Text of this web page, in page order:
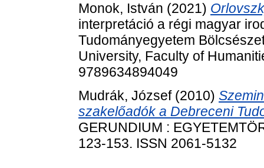
Monok, István (2021)
interpretáció a régi magyar
Tudományegyetem
University, Faculty of
9789634894049
Mudrák, József(2010)
szakelőadók a Debreceni
GERUNDIUM :
123-153. ISSN 2061-5132